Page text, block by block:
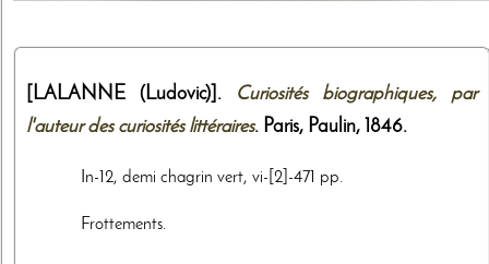
[LALANNE (Ludovic)].
Curiosités biographiques, par
l'auteur des curiosités littéraires. Paris, Paulin, 1846.
In-12, demi chagrin vert, vi-[2]-471 pp.
Frottements.